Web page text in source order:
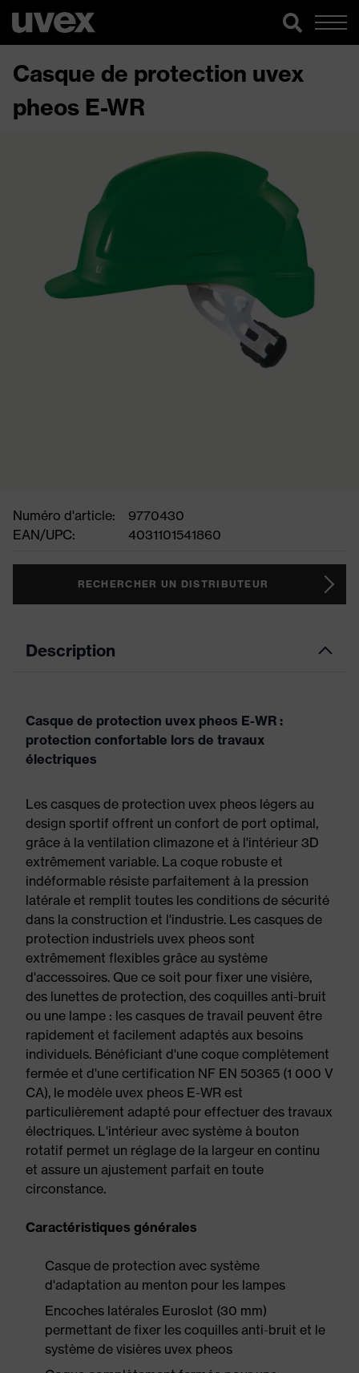
Casque de protection uvex
pheos E-WR
Numéro d'article:
9770430
EAN/UPC:
4031101541860
RECHERCHER UN DISTRIBUTEUR
Description
Casque de protection uvex pheos E-WR :
protection confortable lors de travaux
électriques
Les casques de protection uvex pheos légers au
design sportif offrent un confort de port optimal,
grâce à la ventilation climazone et à l'intérieur 3D
extrêmement variable. La coque robuste et
indéformable résiste parfaitement à la pression
latérale et remplit toutes les conditions de sécurité
dans la construction et l'industrie. Les casques de
protection industriels uvex pheos sont
extrêmement flexibles grâce au système
d'accessoires. Que ce soit pour fixer une visière,
des lunettes de protection, des coquilles anti-bruit
ou une lampe : les casques de travail peuvent être
rapidement et facilement adaptés aux besoins
individuels. Bénéficiant d'une coque complètement
fermée et d'une certification NF EN 50365 (1 000 V
CA), le modèle uvex pheos E-WR est
particulièrement adapté pour effectuer des travaux
électriques. L'intérieur avec système à bouton
rotatif permet un réglage de la largeur en continu
et assure un ajustement parfait en toute
circonstance.
Caractéristiques générales
Casque de protection avec système
d'adaptation au menton pour les lampes
Encoches latérales Euroslot (30 mm)
permettant de fixer les coquilles anti-bruit et le
système de visières uvex pheos